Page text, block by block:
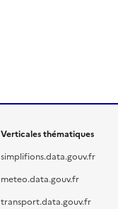
Verticales thématiques
simplifions.data.gouv.fr
meteo.data.gouv.fr
transport.data.gouv.fr